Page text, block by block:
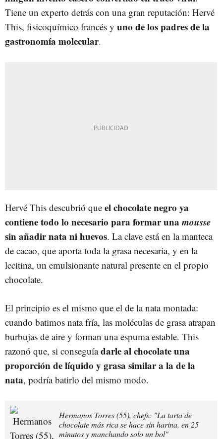
Tiene un experto detrás con una gran reputación: Hervé
This, fisicoquímico francés y uno de los padres de la
gastronomía molecular.
Hervé This descubrió que el chocolate negro ya
contiene todo lo necesario para formar unamousse
sin añadir nata ni huevos. La clave está en la manteca
de cacao, que aporta toda la grasa necesaria, y en la
lecitina, un emulsionante natural presente en el propio
chocolate.
El principio es el mismo que el de la nata montada:
cuando batimos nata fría, las moléculas de grasa atrapan
burbujas de aire y forman una espuma estable. This
razonó que, si conseguíadarle al chocolate una
proporción de líquido y grasa similar a la de la
nata, podría batirlo del mismo modo.
Hermanos Torres (55), chefs: "La tarta de
chocolate más rica se hace sin harina, en 25
minutos y manchando solo un bol"